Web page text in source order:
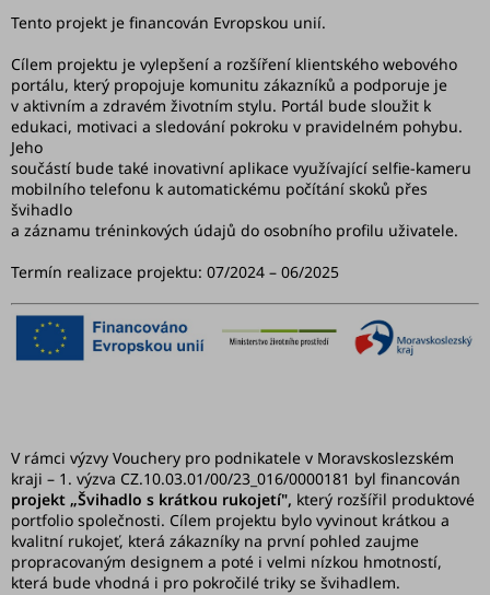
Tréninkové
doplňky
🚀
Začínám
se
švihadlem
🥳
Slavíme
let
Švihej
příběh
Blog
Švihopis
Challenge
Tento projekt je financován Evropskou unií.
Cílem projektu je vylepšení a rozšíření klientského webového
portálu, který propojuje komunitu zákazníků a podporuje je
v aktivním a zdravém životním stylu. Portál bude sloužit k
edukaci, motivaci a sledování pokroku v pravidelném pohybu.
Jeho
součástí bude také inovativní aplikace využívající selfie-kameru
mobilního telefonu k automatickému počítání skoků přes
švihadlo
a záznamu tréninkových údajů do osobního profilu uživatele.
Termín realizace projektu: 07/2024 – 06/2025
V rámci výzvy Vouchery pro podnikatele v Moravskoslezském
kraji – 1. výzva CZ.10.03.01/00/23_016/0000181 byl financován
projekt „Švihadlo s krátkou rukojetí", který rozšířil produktové
portfolio společnosti. Cílem projektu bylo vyvinout krátkou a
kvalitní rukojeť, která zákazníky na první pohled zaujme
propracovaným designem a poté i velmi nízkou hmotností,
která bude vhodná i pro pokročilé triky se švihadlem.